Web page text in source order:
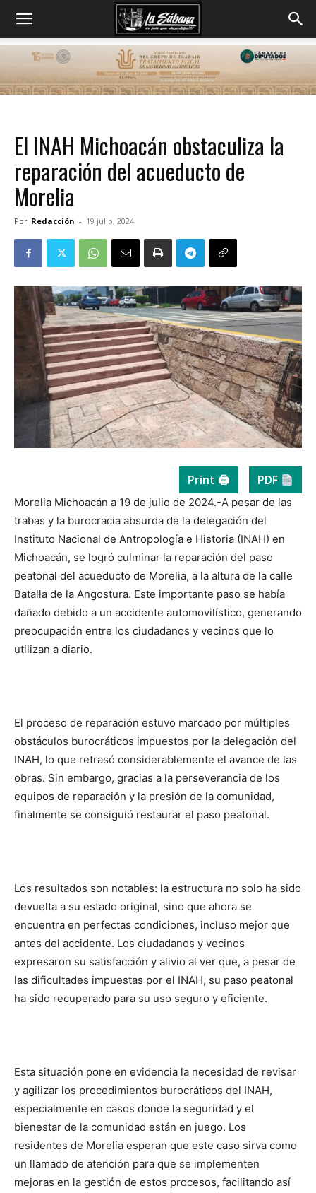
El INAH Michoacán obstaculiza la
reparación del acueducto de
Morelia
Por Redacción - 19 julio, 2024
Print 🖨 PDF
Morelia Michoacán a 19 de julio de 2024.-A pesar de las
trabas y la burocracia absurda de la delegación del
Instituto Nacional de Antropología e Historia (INAH) en
Michoacán, se logró culminar la reparación del paso
peatonal del acueducto de Morelia, a la altura de la calle
Batalla de la Angostura. Este importante paso se había
dañado debido a un accidente automovilístico, generando
preocupación entre los ciudadanos y vecinos que lo
utilizan a diario.
El proceso de reparación estuvo marcado por múltiples
obstáculos burocráticos impuestos por la delegación del
INAH, lo que retrasó considerablemente el avance de las
obras. Sin embargo, gracias a la perseverancia de los
equipos de reparación y la presión de la comunidad,
finalmente se consiguió restaurar el paso peatonal.
Los resultados son notables: la estructura no solo ha sido
devuelta a su estado original, sino que ahora se
encuentra en perfectas condiciones, incluso mejor que
antes del accidente. Los ciudadanos y vecinos
expresaron su satisfacción y alivio al ver que, a pesar de
las dificultades impuestas por el INAH, su paso peatonal
ha sido recuperado para su uso seguro y eficiente.
Esta situación pone en evidencia la necesidad de revisar
y agilizar los procedimientos burocráticos del INAH,
especialmente en casos donde la seguridad y el
bienestar de la comunidad están en juego. Los
residentes de Morelia esperan que este caso sirva como
un llamado de atención para que se implementen
mejoras en la gestión de estos procesos, facilitando así